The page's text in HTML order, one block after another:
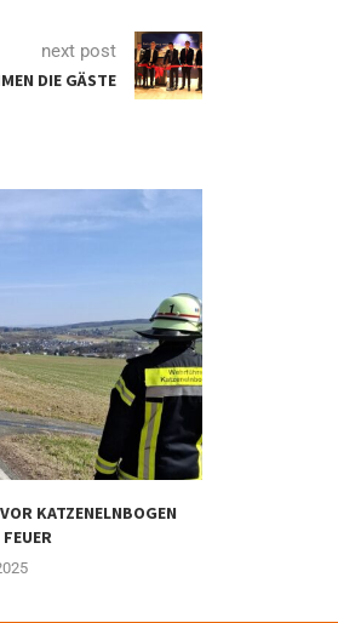
next post
DIE GÄSTE
KATZENELNBOGEN